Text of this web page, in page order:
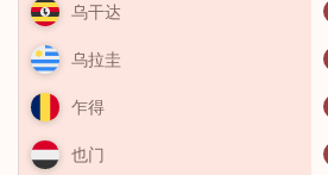
乌干达
乌拉圭
乍得
也门